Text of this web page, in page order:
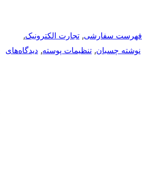
فهرست سفارشی, تجارت الکترونیک,
نوشته چسبان, تنظیمات پوسته, دیدگاه‌های